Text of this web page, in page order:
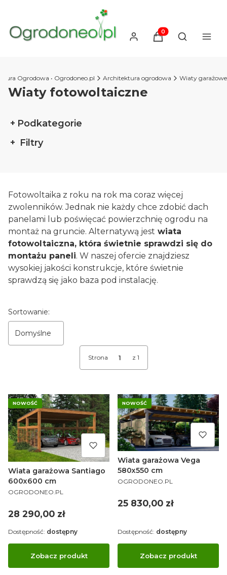
Produkty w
Otwórz
Ogrodowa • Ogrodoneo.pl Architektura ogrodowa Wiaty garażowe
Wiaty fotowoltaiczne
Podkategorie
Filtry
Fotowoltaika z roku na rok ma coraz więcej
zwolenników. Jednak nie każdy chce zdobić dach
panelami lub poświęcać powierzchnię ogrodu na
montaż na gruncie. Alternatywą jest wiata
fotowoltaiczna, która świetnie sprawdzi się do
montażu paneli. W naszej ofercie znajdziesz
wysokiej jakości konstrukcje, które świetnie
sprawdzą się jako baza pod instalację.
Lista produktów
Sortowanie:
Domyślne
Strona z 1
NOWOŚĆ
Wiata garażowa Santiago
600x600 cm
PRODUCENT
OGRODONEO.PL
Cena
28 290,00 zł
Zobacz produkt
Dostępność: dostępny
NOWOŚĆ
Wiata garażowa Vega
580x550 cm
PRODUCENT
OGRODONEO.PL
Cena
25 830,00 zł
Zobacz produkt
Dostępność: dostępny